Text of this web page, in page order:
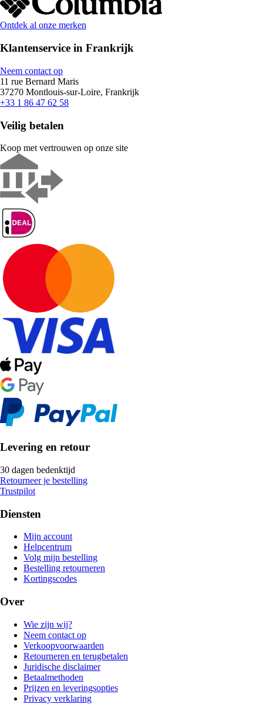
Ontdek al onze merken
Klantenservice in Frankrijk
Neem contact op
11 rue Bernard Maris
37270 Montlouis-sur-Loire, Frankrijk
+33 1 86 47 62 58
Veilig betalen
Koop met vertrouwen op onze site
Levering en retour
30 dagen bedenktijd
Retourneer je bestelling
Trustpilot
Diensten
Mijn account
Helpcentrum
Volg mijn bestelling
Bestelling retourneren
Kortingscodes
Over
Wie zijn wij?
Neem contact op
Verkoopvoorwaarden
Retourneren en terugbetalen
Juridische disclaimer
Betaalmethoden
Prijzen en leveringsopties
Privacy verklaring